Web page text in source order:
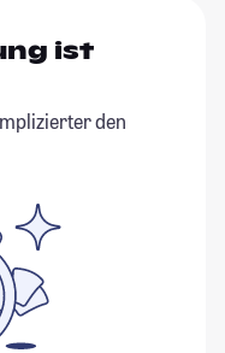
ist
den